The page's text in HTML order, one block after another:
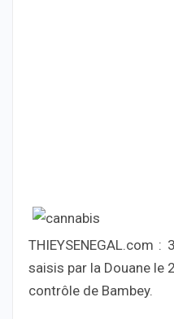
THIEYSENEGAL.com
saisis par la Douane le
contrôle de Bambey.